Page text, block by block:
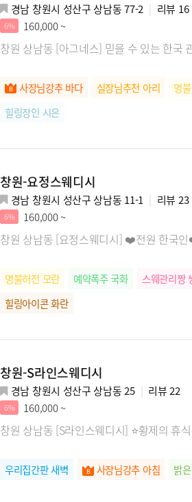
경남 창원시 성산구 상남동 77-2 리뷰 16
6% 160,000 ~
창원 상남동 [아그네스] 믿을 수 있는 한국
사장님강추 바다 실장님추천 아리 명
힐링장인 시은
창원-요정스웨디시
경남 창원시 성산구 상남동 11-1 리뷰 23
6% 160,000 ~
창원 상남동 [요정스웨디시] ❤️전원 한국
명불허전 모란 예약폭주 국화 스웨관리짱
힐링아이콘 화란
창원-S라인스웨디시
경남 창원시 성산구 상남동 25 리뷰22
6% 160,000 ~
창원 상남동 [S라인스웨디시] ⭐황제의 휴
우리집간판 새벽 사장님강추 아침 밝